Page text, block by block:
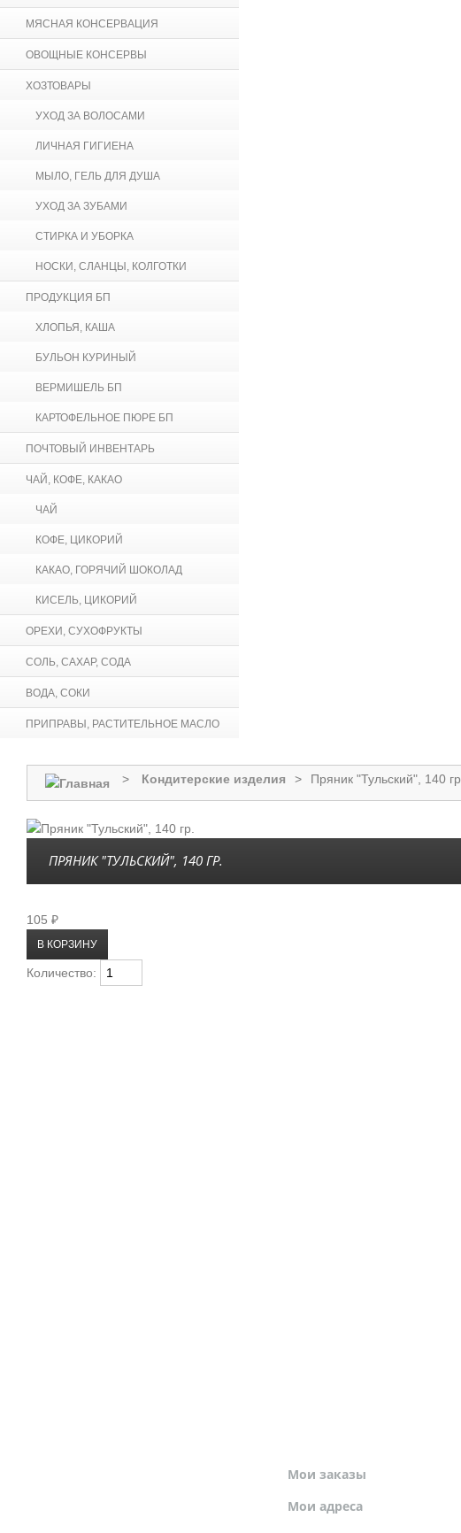
МЯСНАЯ КОНСЕРВАЦИЯ
ОВОЩНЫЕ КОНСЕРВЫ
ХОЗТОВАРЫ
УХОД ЗА ВОЛОСАМИ
ЛИЧНАЯ ГИГИЕНА
МЫЛО, ГЕЛЬ ДЛЯ ДУША
УХОД ЗА ЗУБАМИ
СТИРКА И УБОРКА
НОСКИ, СЛАНЦЫ, КОЛГОТКИ
ПРОДУКЦИЯ БП
ХЛОПЬЯ, КАША
БУЛЬОН КУРИНЫЙ
ВЕРМИШЕЛЬ БП
КАРТОФЕЛЬНОЕ ПЮРЕ БП
ПОЧТОВЫЙ ИНВЕНТАРЬ
ЧАЙ, КОФЕ, КАКАО
ЧАЙ
КОФЕ, ЦИКОРИЙ
КАКАО, ГОРЯЧИЙ ШОКОЛАД
КИСЕЛЬ, ЦИКОРИЙ
ОРЕХИ, СУХОФРУКТЫ
СОЛЬ, САХАР, СОДА
ВОДА, СОКИ
ПРИПРАВЫ, РАСТИТЕЛЬНОЕ МАСЛО
> Кондитерские изделия > Пряник "Тульский", 140 гр.
ПРЯНИК "ТУЛЬСКИЙ", 140 ГР.
105 ₽
Количество:
Мои заказы
Мои адреса